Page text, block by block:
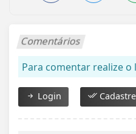
Comentários
Para comentar realize o
Login